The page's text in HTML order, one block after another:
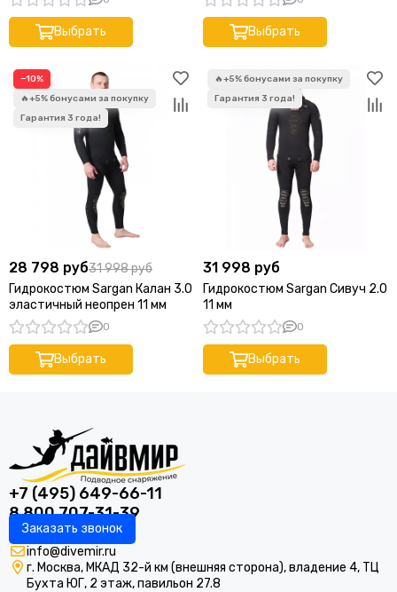
Выбрать Выбрать
−10%
28 798 руб31 998 руб
Гидрокостюм Sargan Калан 3.0
эластичный неопрен 11 мм
0
Выбрать
31 998 руб
Гидрокостюм Sargan Сивуч 2.0
11 мм
0
Выбрать
+7 (495) 649-66-11
8 800 707-31-39
Заказать звонок
info@divemir.ru
г. Москва, МКАД 32-й км (внешняя сторона), владение 4, ТЦ
Бухта ЮГ, 2 этаж, павильон 27.8